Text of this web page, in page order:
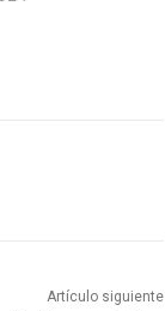
Artículo siguiente